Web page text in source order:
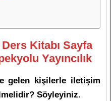
Kitabı Sayfa
Yayıncılık
gelen kişilerle iletişim
Söyleyiniz.